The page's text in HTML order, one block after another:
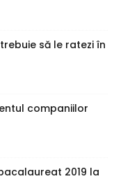
să le ratezi în
companiilor
2019 la